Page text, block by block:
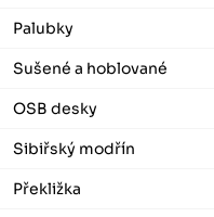
Palubky
Sušené a hoblované
OSB desky
Sibiřský modřín
Překližka